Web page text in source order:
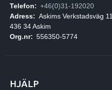
Telefon: +46(0)31-192020
Adress: Askims Verkstadsväg 11
436 34 Askim
Org.nr: 556350-5774
HJÄLP